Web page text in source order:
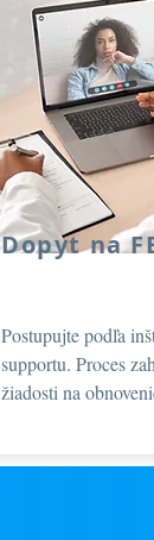
Dopyt na
Postupujte podľa
supportu. Proces
žiadosti na